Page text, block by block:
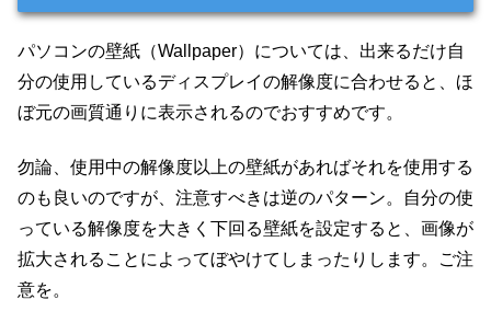
パソコンの壁紙（Wallpaper）については、出来るだけ自
分の使用しているディスプレイの解像度に合わせると、ほ
ぼ元の画質通りに表示されるのでおすすめです。
勿論、使用中の解像度以上の壁紙があればそれを使用する
のも良いのですが、注意すべきは逆のパターン。自分の使
っている解像度を大きく下回る壁紙を設定すると、画像が
拡大されることによってぼやけてしまったりします。ご注
意を。